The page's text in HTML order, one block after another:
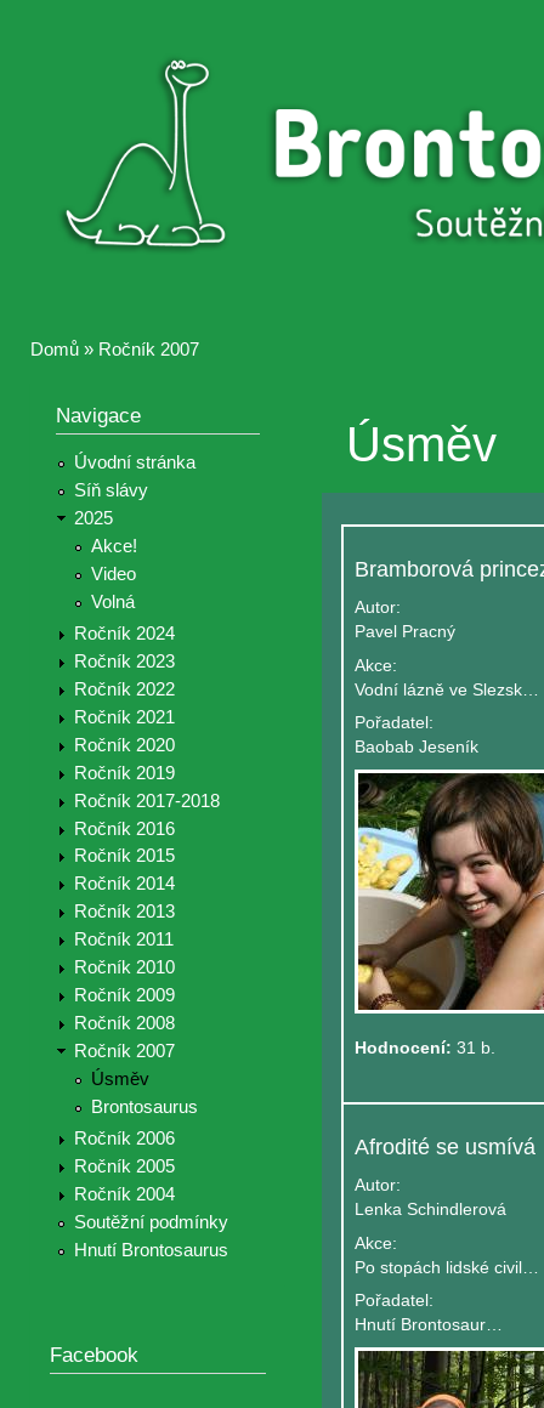
Brontosaurus
Brontosaurus
Domů » Ročník 2007
Navigace
Úvodní stránka
Síň slávy
2025
Akce!
Video
Volná
Ročník 2024
Ročník 2023
Ročník 2022
Ročník 2021
Ročník 2020
Ročník 2019
Ročník 2017-2018
Ročník 2016
Ročník 2015
Ročník 2014
Ročník 2013
Ročník 2011
Ročník 2010
Ročník 2009
Ročník 2008
Ročník 2007
Úsměv
Brontosaurus
Ročník 2006
Ročník 2005
Ročník 2004
Soutěžní podmínky
Hnutí Brontosaurus
Facebook
Úsměv
Bramborová
Autor:
Pavel Pracný
Akce:
Pořadatel:
Baobab Jeseník
Hodnocení: 31 b.
Afrodité se usmívá
Autor:
Lenka Schindlerová
Akce:
Pořadatel:
Hnutí Brontosaurus Jeseníky